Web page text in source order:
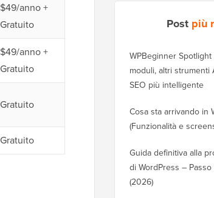
$49/anno +
Gratuito
$49/anno +
Gratuito
Gratuito
Gratuito
Post più
WPBeginner
moduli, altri strumenti
SEO più intelligente
Cosa sta arrivando in
(Funzionalità e
Guida definitiva alla
di WordPress –
(2026)